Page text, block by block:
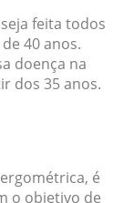
feita todos
40 anos.
doença na
dos 35 anos.
é
o objetivo de